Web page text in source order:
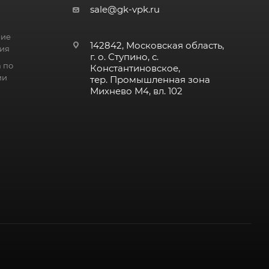
по
sale@gk-vpk.ru
142842, Московская область,
г. о. Ступино, с.
Константиновское,
тер. Промышленная зона
Михнево М4, вл. 102